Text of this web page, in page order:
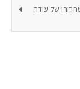
של עודה